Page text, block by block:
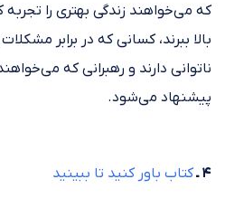
که می‌خواهند زندگی بهتری را تجربه
بالا ببرند، کسانی که در برابر
ناتوانی دارند و رهبرانی که
پیشنهاد می‌شود.
۴ ـ کتاب باور کنید تا ببینید